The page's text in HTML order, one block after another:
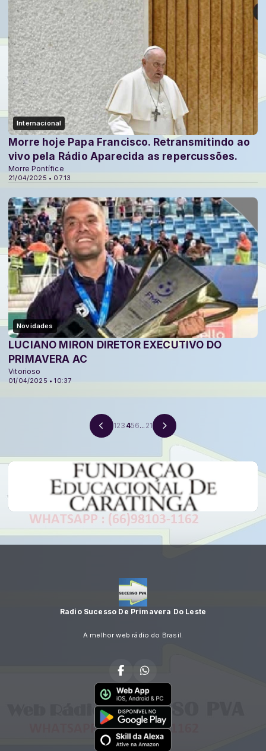
Internacional
21/04/2025 • 07:13
Morre hoje Papa Francisco. Retransmitindo ao
vivo pela Rádio Aparecida as repercussões.
Morre Pontífice
Novidades
01/04/2025 • 10:37
LUCIANO MIRON DIRETOR EXECUTIVO DO
PRIMAVERA AC
Vitorioso
123 456... 21
Radio Sucesso De Primavera Do Leste
A melhor web rádio do Brasil.